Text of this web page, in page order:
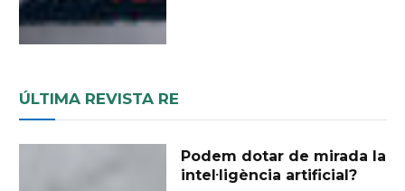
ÚLTIMA REVISTA RE
Podem dotar de mirada la
intel·ligència artificial?